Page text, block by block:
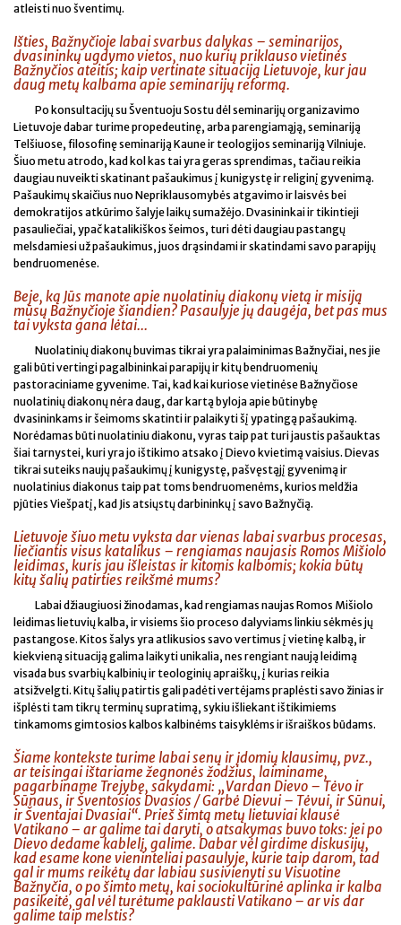
atleisti nuo šventimų.
Išties, Bažnyčioje labai svarbus dalykas – seminarijos,
dvasininkų ugdymo vietos, nuo kurių priklauso vietinės
Bažnyčios ateitis; kaip vertinate situaciją Lietuvoje, kur jau
daug metų kalbama apie seminarijų reformą.
Po konsultacijų su Šventuoju Sostu dėl seminarijų organizavimo
Lietuvoje dabar turime propedeutinę, arba parengiamąją, seminariją
Telšiuose, filosofinę seminariją Kaune ir teologijos seminariją Vilniuje.
Šiuo metu atrodo, kad kol kas tai yra geras sprendimas, tačiau reikia
daugiau nuveikti skatinant pašaukimus į kunigystę ir religinį gyvenimą.
Pašaukimų skaičius nuo Nepriklausomybės atgavimo ir laisvės bei
demokratijos atkūrimo šalyje laikų sumažėjo. Dvasininkai ir tikintieji
pasauliečiai, ypač katalikiškos šeimos, turi dėti daugiau pastangų
melsdamiesi už pašaukimus, juos drąsindami ir skatindami savo parapijų
bendruomenėse.
Beje, ką Jūs manote apie nuolatinių diakonų vietą ir misiją
mūsų Bažnyčioje šiandien? Pasaulyje jų daugėja, bet pas mus
tai vyksta gana lėtai...
Nuolatinių diakonų buvimas tikrai yra palaiminimas Bažnyčiai, nes jie
gali būti vertingi pagalbininkai parapijų ir kitų bendruomenių
pastoraciniame gyvenime. Tai, kad kai kuriose vietinėse Bažnyčiose
nuolatinių diakonų nėra daug, dar kartą byloja apie būtinybę
dvasininkams ir šeimoms skatinti ir palaikyti šį ypatingą pašaukimą.
Norėdamas būti nuolatiniu diakonu, vyras taip pat turi jaustis pašauktas
šiai tarnystei, kuri yra jo ištikimo atsako į Dievo kvietimą vaisius. Dievas
tikrai suteiks naujų pašaukimų į kunigystę, pašvęstąjį gyvenimą ir
nuolatinius diakonus taip pat toms bendruomenėms, kurios meldžia
pjūties Viešpatį, kad Jis atsiųstų darbininkų į savo Bažnyčią.
Lietuvoje šiuo metu vyksta dar vienas labai svarbus procesas,
liečiantis visus katalikus – rengiamas naujasis Romos Mišiolo
leidimas, kuris jau išleistas ir kitomis kalbomis; kokia būtų
kitų šalių patirties reikšmė mums?
Labai džiaugiuosi žinodamas, kad rengiamas naujas Romos Mišiolo
leidimas lietuvių kalba, ir visiems šio proceso dalyviams linkiu sėkmės jų
pastangose. Kitos šalys yra atlikusios savo vertimus į vietinę kalbą, ir
kiekvieną situaciją galima laikyti unikalia, nes rengiant naują leidimą
visada bus svarbių kalbinių ir teologinių apraiškų, į kurias reikia
atsižvelgti. Kitų šalių patirtis gali padėti vertėjams praplėsti savo žinias ir
išplėsti tam tikrų terminų supratimą, sykiu išliekant ištikimiems
tinkamoms gimtosios kalbos kalbinėms taisyklėms ir išraiškos būdams.
Šiame kontekste turime labai senų ir įdomių klausimų, pvz.,
ar teisingai ištariame žegnonės žodžius, laiminame,
pagarbiname Trejybę, sakydami: „Vardan Dievo – Tėvo ir
Sūnaus, ir Šventosios Dvasios / Garbė Dievui – Tėvui, ir Sūnui,
ir Šventajai Dvasiai“. Prieš šimtą metų lietuviai klausė
Vatikano – ar galime tai daryti, o atsakymas buvo toks: jei po
Dievo dedame kablelį, galime. Dabar vėl girdime diskusijų,
kad esame kone vieninteliai pasaulyje, kurie taip darom, tad
gal ir mums reikėtų dar labiau susivienyti su Visuotine
Bažnyčia, o po šimto metų, kai sociokultūrinė aplinka ir kalba
pasikeitė, gal vėl turėtume paklausti Vatikano – ar vis dar
galime taip melstis?